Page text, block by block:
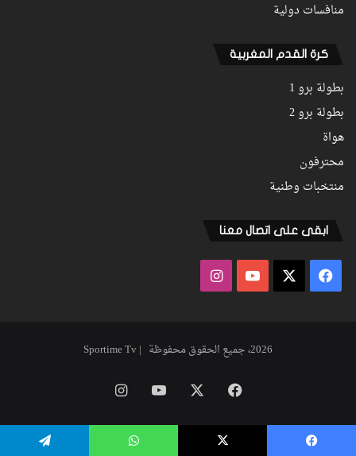
منافسات دولية
كرة القدم المغربية
بطولة برو 1
بطولة برو 2
هواة
محترفون
منتخبات وطنية
ابقى على اتصال معنا
فيسبوك ‫YouTubeانستقرام
2026، جميع الحقوق محفوظة | Sportime Tv
فيسبوك ‫YouTubeانستقرام